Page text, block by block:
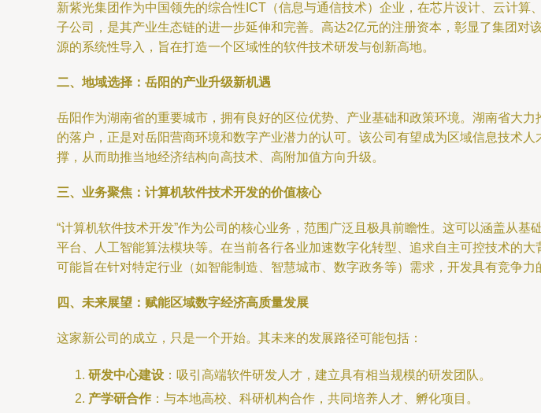
新紫光集团作为中国领先的综合性ICT（信息与通信技术）企业，在芯片设计、云计
子公司，是其产业生态链的进一步延伸和完善。高达2亿元的注册资本，彰显了集团
源的系统性导入，旨在打造一个区域性的软件技术研发与创新高地。
二、地域选择：岳阳的产业升级新机遇
岳阳作为湖南省的重要城市，拥有良好的区位优势、产业基础和政策环境。湖南省大
的落户，正是对岳阳营商环境和数字产业潜力的认可。该公司有望成为区域信息技术
撑，从而助推当地经济结构向高技术、高附加值方向升级。
三、业务聚焦：计算机软件技术开发的价值核心
“计算机软件技术开发”作为公司的核心业务，范围广泛且极具前瞻性。这可以涵盖从
平台、人工智能算法模块等。在当前各行各业加速数字化转型、追求自主可控技术的
可能旨在针对特定行业（如智能制造、智慧城市、数字政务等）需求，开发具有竞争
四、未来展望：赋能区域数字经济高质量发展
这家新公司的成立，只是一个开始。其未来的发展路径可能包括：
研发中心建设 ：吸引高端软件研发人才，建立具有相当规模的研发团队。
产学研合作 ：与本地高校、科研机构合作，共同培养人才、孵化项目。